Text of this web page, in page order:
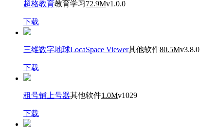
超格教育教育学习72.9Mv1.0.0
下载
三维数字地球LocaSpace Viewer其他软件80.5Mv3.8.0
下载
租号铺上号器其他软件1.0Mv1029
下载